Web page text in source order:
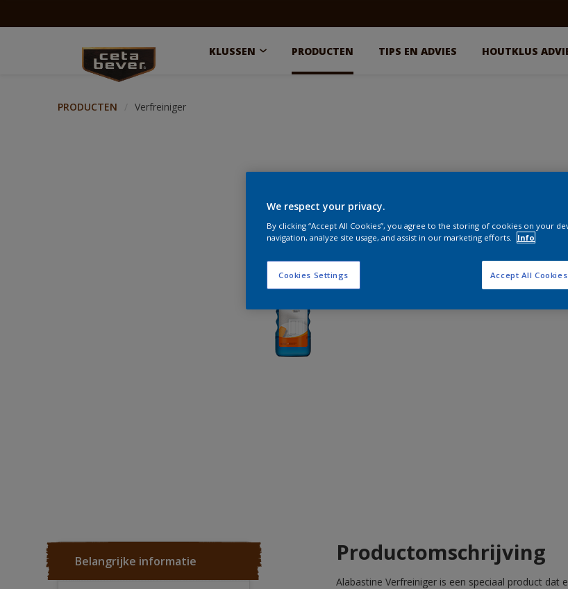
KLUSSEN PRODUCTEN TIPS EN ADVIES HOUTKLUS
PRODUCTEN Verfreiniger
Belangrijke informatie Productomschrijving
Alabastine Verfreiniger is een speciaal product
We respect your privacy.
By clicking “Accept All Cookies”, you agree to the storing of cookies on your
navigation, analyze site usage, and assist in our marketing efforts.
Info
Cookies Settings Accept All Cookies